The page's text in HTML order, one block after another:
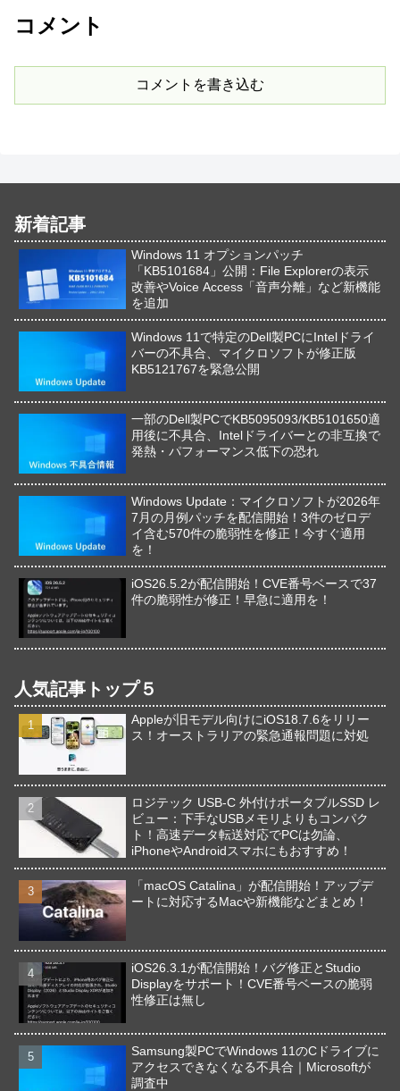
コメント
コメントを書き込む
新着記事
Windows 11 オプションパッチ
「KB5101684」公開：File Explorerの表示
改善やVoice Access「音声分離」など新機能
を追加
Windows 11で特定のDell製PCにIntelドライ
バーの不具合、マイクロソフトが修正版
KB5121767を緊急公開
一部のDell製PCでKB5095093/KB5101650適
用後に不具合、Intelドライバーとの非互換で
発熱・パフォーマンス低下の恐れ
Windows Update：マイクロソフトが2026年
7月の月例パッチを配信開始！3件のゼロデ
イ含む570件の脆弱性を修正！今すぐ適用
を！
iOS26.5.2が配信開始！CVE番号ベースで37
件の脆弱性が修正！早急に適用を！
人気記事トップ５
Appleが旧モデル向けにiOS18.7.6をリリー
ス！オーストラリアの緊急通報問題に対処
ロジテック USB-C 外付けポータブルSSD レ
ビュー：下手なUSBメモリよりもコンパク
ト！高速データ転送対応でPCは勿論、
iPhoneやAndroidスマホにもおすすめ！
「macOS Catalina」が配信開始！アップデ
ートに対応するMacや新機能などまとめ！
iOS26.3.1が配信開始！バグ修正とStudio
Displayをサポート！CVE番号ベースの脆弱
性修正は無し
Samsung製PCでWindows 11のCドライブに
アクセスできなくなる不具合｜Microsoftが
調査中